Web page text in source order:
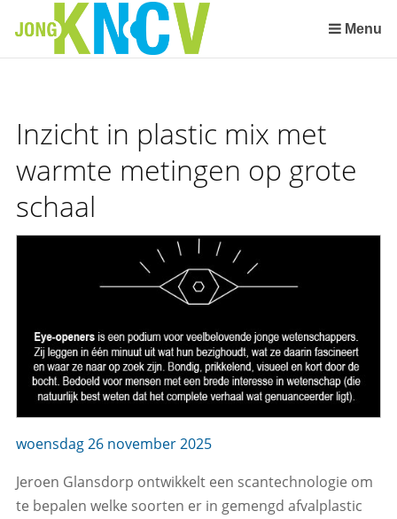
links
inhoud
naar
het
menu
Menu
Inzicht in plastic mix met
warmte metingen op grote
schaal
woensdag 26 november 2025
Jeroen Glansdorp ontwikkelt een scantechnologie om
te bepalen welke soorten er in gemengd afvalplastic